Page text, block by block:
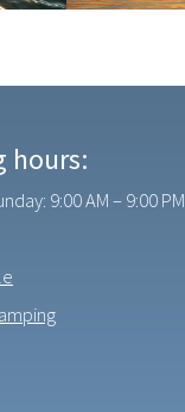
hours:
9:00 AM – 9:00 PM